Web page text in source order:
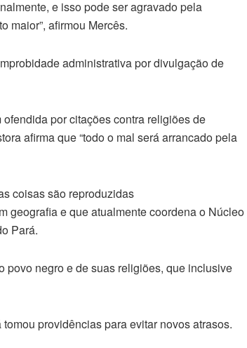
e isso pode ser agravado pela
maior”, afirmou Mercês.
administrativa por divulgação de
por citações contra religiões de
afirma que “todo o mal será arrancado pela
coisas são reproduzidas
geografia e que atualmente coordena o Núcleo
Pará.
povo negro e de suas religiões, que inclusive
providências para evitar novos atrasos.